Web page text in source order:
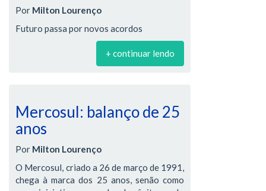
Por Milton Lourenço
Futuro passa por novos acordos
+ continuar lendo
Mercosul: balanço de 25
anos
Por Milton Lourenço
O Mercosul, criado a 26 de março de 1991,
chega à marca dos 25 anos, senão como